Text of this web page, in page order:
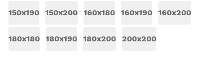
150x190 150x200 160x180 160x190 160x200
180x180 180x190 180x200 200x200